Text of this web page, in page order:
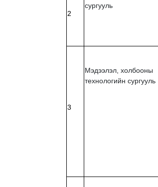
2
сургууль
3
Мэдээлэл, холбооны
технологийн сургууль